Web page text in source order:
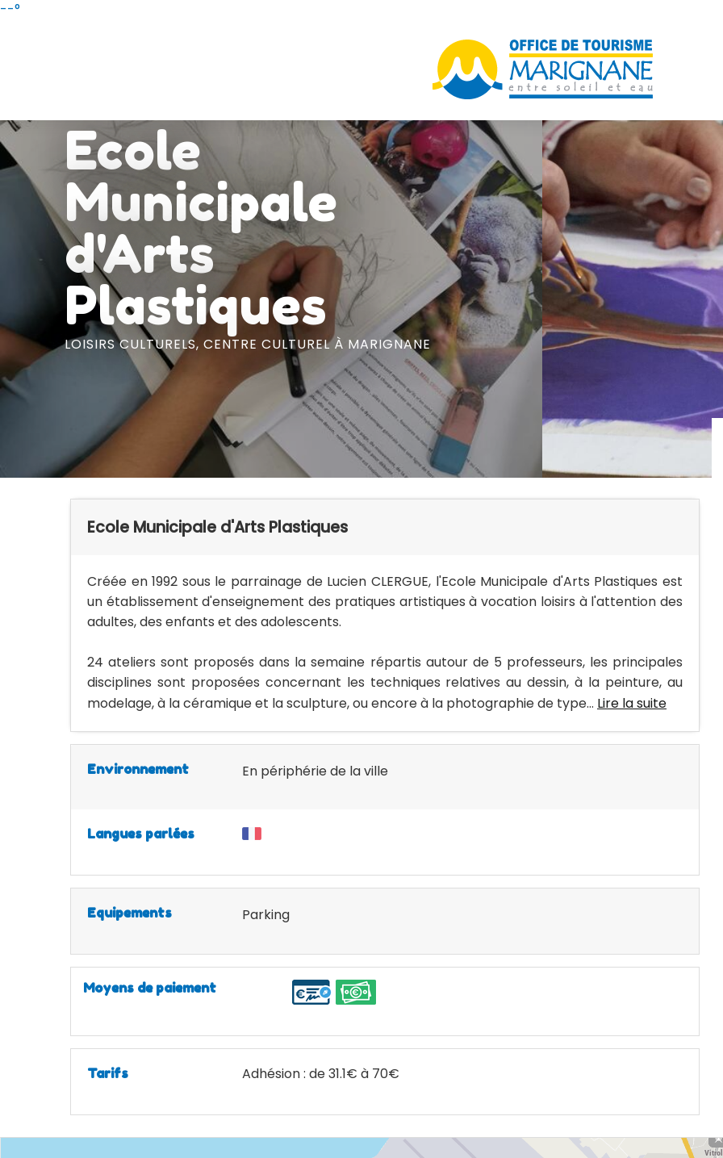
Aller
--°
Ecole
Municipale
d'Arts
Plastiques
LOISIRS CULTURELS, CENTRE CULTUREL À MARIGNANE
Ecole Municipale d'Arts Plastiques
Créée en 1992 sous le parrainage de Lucien CLERGUE, l'Ecole Municipale d'Arts Plastiques est
un établissement d'enseignement des pratiques artistiques à vocation loisirs à l'attention des
adultes, des enfants et des adolescents.
24 ateliers sont proposés dans la semaine répartis autour de 5 professeurs, les principales
disciplines sont proposées concernant les techniques relatives au dessin, à la peinture, au
modelage, à la céramique et la sculpture, ou encore à la photographie de type... Lire la suite
Environnement En périphérie de la ville
Langues parlées
Equipements Parking
Moyens de paiement
Tarifs Adhésion : de 31.1€ à 70€